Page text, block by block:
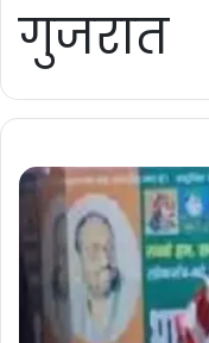
गुजरात